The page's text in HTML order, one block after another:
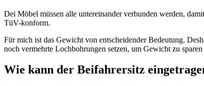
Dei Möbel müssen alle untereinander verbunden werden,
TüV-konform.
Für mich ist das Gewicht von entscheidender Bedeutung.
noch vermehrte Lochbohrungen setzen, um Gewicht zu
Wie kann der Beifahrersitz